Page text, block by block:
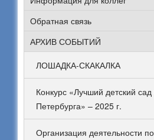
Обратная связь
АРХИВ СОБЫТИЙ
ЛОШАДКА-СКАКАЛКА
Конкурс «Лучший детский сад
Петербурга» – 2025 г.
Организация деятельности